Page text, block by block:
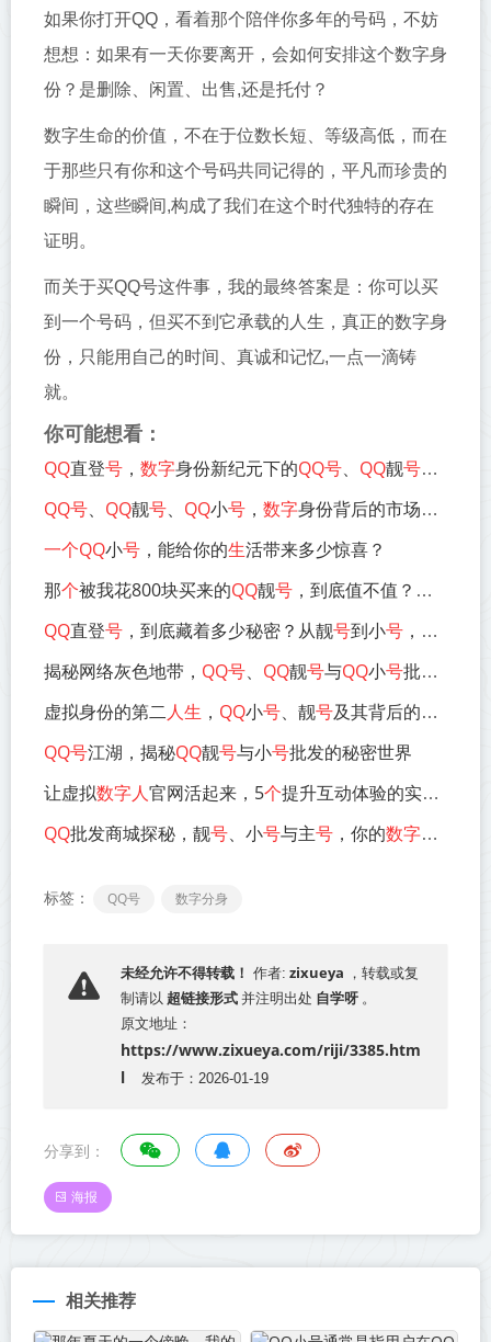
如果你打开QQ，看着那个陪伴你多年的号码，不妨
想想：如果有一天你要离开，会如何安排这个数字身
份？是删除、闲置、出售,还是托付？
数字生命的价值，不在于位数长短、等级高低，而在
于那些只有你和这个号码共同记得的，平凡而珍贵的
瞬间，这些瞬间,构成了我们在这个时代独特的存在
证明。
而关于买QQ号这件事，我的最终答案是：你可以买
到一个号码，但买不到它承载的人生，真正的数字身
份，只能用自己的时间、真诚和记忆,一点一滴铸
就。
你可能想看：
QQ直登号 ， 数字身份新纪元下的QQ号、 QQ靓号与小
QQ号、 QQ靓号、 QQ小号 ， 数字身份背后的市场、风险与智慧之选
一个QQ小号 ，能给你的生活带来多少惊喜？
那个被我花800块买来的QQ靓号 ，到底值不值？聊聊
QQ直登号 ，到底藏着多少秘密？从靓号到小号 ，这些
揭秘网络灰色地带， QQ号、 QQ靓号与QQ小号批发背后的商业逻辑与风险警示
虚拟身份的第二人生 ， QQ小号、靓号及其背后的社交密码
QQ号江湖，揭秘QQ靓号与小号批发的秘密世界
让虚拟数字人官网活起来，5个提升互动体验的实用技巧
QQ批发商城探秘，靓号、小号与主号 ，你的数字身份如
标签： QQ号 数字分身
未经允许不得转载！ 作者: zixueya
，转载或复
制请以 超链接形式 并注明出处 自学呀 。
原文地址：
https://www.zixueya.com/riji/3385.htm
l
发布于：2026-01-19
分享到：
海报
相关推荐